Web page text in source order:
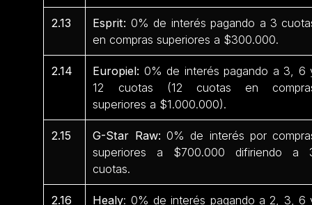
2.13 Esprit: 0% de interés pagando a 3
en compras superiores a $300.000.
2.14 Europiel: 0% de interés pagando a 3, 6
12 cuotas (12 cuotas en
superiores a $1.000.000).
2.15 G-Star Raw: 0% de interés por
superiores a $700.000 difiriendo a
cuotas.
2.16 Healy: 0% de interés pagando a 2, 3, 6